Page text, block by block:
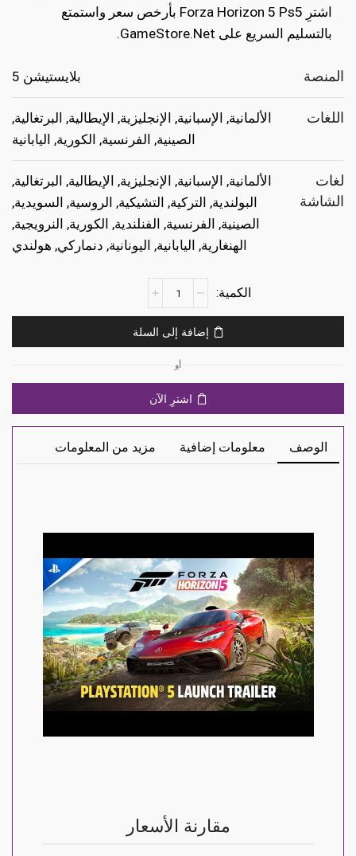
اشترِ Forza Horizon 5 Ps5 بأرخص سعر واستمتع
بالتسليم السريع على GameStore.Net.
المنصة بلايستيشن 5
اللغات
الألمانية, الإسبانية, الإنجليزية, الإيطالية, البرتغالية,
الصينية, الفرنسية, الكورية, اليابانية
لغات
الشاشة
الألمانية, الإسبانية, الإنجليزية, الإيطالية, البرتغالية,
البولندية, التركية, التشيكية, الروسية, السويدية,
الصينية, الفرنسية, الفنلندية, الكورية, النرويجية,
الهنغارية, اليابانية, اليونانية, دنماركي, هولندي
Horizon
5
إضافة إلى السلة
أو
اشترِ الآن
الوصف معلومات إضافية مزيد من المعلومات
مقارنة الأسعار